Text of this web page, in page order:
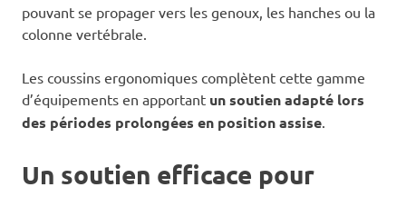
pouvant se propager vers les genoux, les hanches ou la
colonne vertébrale.
Les coussins ergonomiques complètent cette gamme
d’équipements en apportant un soutien adapté lors
des périodes prolongées en position assise
Un soutien efficace pour